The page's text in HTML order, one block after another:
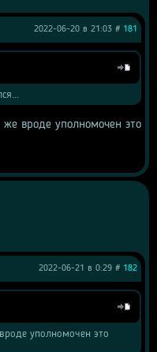
2022-06-20 в 21:03 # 181
вроде уполномочен это
2022-06-21 в 0:29 # 182
уполномочен это